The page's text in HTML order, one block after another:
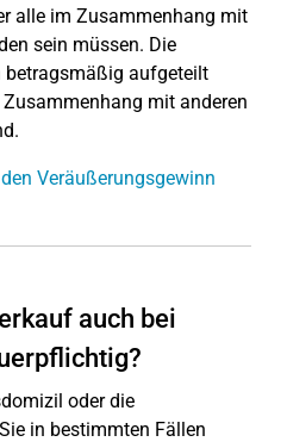
alle im Zusammenhang mit
sein müssen. Die
betragsmäßig aufgeteilt
mit anderen
Veräußerungsgewinn
auch bei
oder die
in bestimmten Fällen